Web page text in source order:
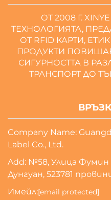
ОТ 2008 Г.
ТЕХНОЛОГИЯТА,
ОТ RFID КАРТИ,
ПРОДУКТИ
СИГУРНОСТТА В
ТРАНСПОРТ ДО
Company Name:
Label Co., Ltd.
Add: №58, Улица Фумин
Дунгуан, 523781
Имейл:[email protected]